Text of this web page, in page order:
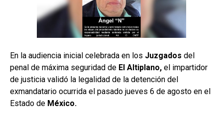
En la audiencia inicial celebrada en los Juzgados del
penal de máxima seguridad de El Altiplano, el impartidor
de justicia validó la legalidad de la detención del
exmandatario ocurrida el pasado jueves 6 de agosto en el
Estado de México.